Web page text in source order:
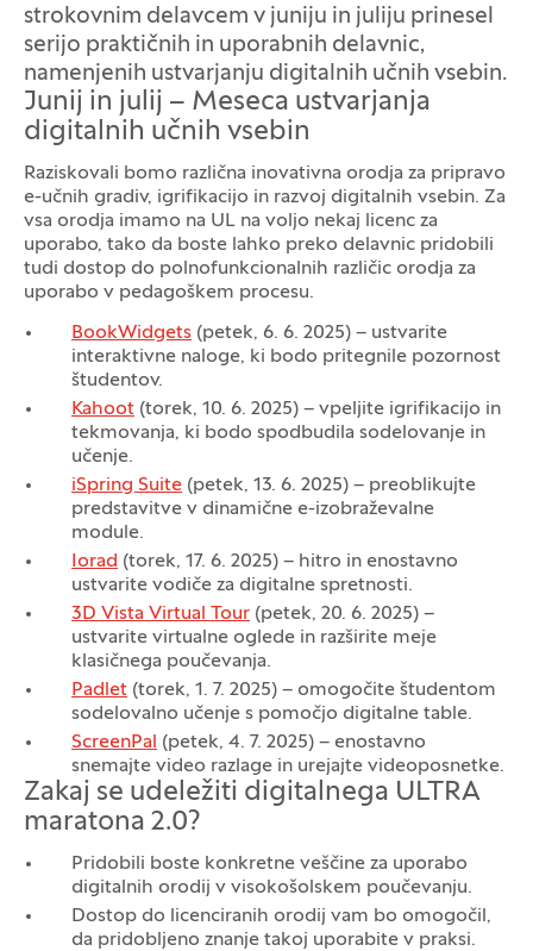
strokovnim delavcem v juniju in juliju prinesel
serijo praktičnih in uporabnih delavnic,
namenjenih ustvarjanju digitalnih učnih vsebin.
Junij in julij – Meseca ustvarjanja
digitalnih učnih vsebin
Raziskovali bomo različna inovativna orodja za pripravo
e-učnih gradiv, igrifikacijo in razvoj digitalnih vsebin. Za
vsa orodja imamo na UL na voljo nekaj licenc za
uporabo, tako da boste lahko preko delavnic pridobili
tudi dostop do polnofunkcionalnih različic orodja za
uporabo v pedagoškem procesu.
BookWidgets (petek, 6. 6. 2025) – ustvarite
interaktivne naloge, ki bodo pritegnile pozornost
študentov.
Kahoot (torek, 10. 6. 2025) – vpeljite igrifikacijo in
tekmovanja, ki bodo spodbudila sodelovanje in
učenje.
iSpring Suite (petek, 13. 6. 2025) – preoblikujte
predstavitve v dinamične e-izobraževalne
module.
Iorad (torek, 17. 6. 2025) – hitro in enostavno
ustvarite vodiče za digitalne spretnosti.
3D Vista Virtual Tour (petek, 20. 6. 2025) –
ustvarite virtualne oglede in razširite meje
klasičnega poučevanja.
Padlet (torek, 1. 7. 2025) – omogočite študentom
sodelovalno učenje s pomočjo digitalne table.
ScreenPal
(petek, 4. 7. 2025) – enostavno
snemajte video razlage in urejajte videoposnetke.
Zakaj se udeležiti digitalnega ULTRA
maratona 2.0?
Pridobili boste konkretne veščine za uporabo
digitalnih orodij v visokošolskem poučevanju.
Dostop do licenciranih orodij vam bo omogočil,
da pridobljeno znanje takoj uporabite v praksi.